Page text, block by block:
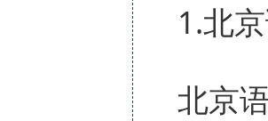
1.北
北京